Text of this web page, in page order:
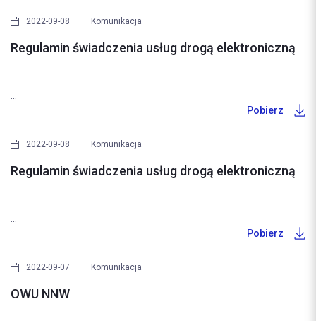
2022-09-08 Komunikacja
Regulamin świadczenia usług drogą elektroniczną
Pobierz
2022-09-08 Komunikacja
Regulamin świadczenia usług drogą elektroniczną
Pobierz
2022-09-07 Komunikacja
OWU NNW